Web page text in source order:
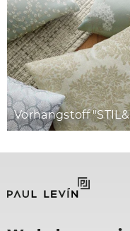
Vorhangstoff